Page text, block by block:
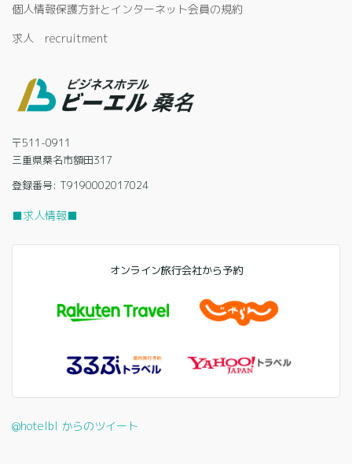
個人情報保護方針とインターネット会員の規約
求人 recruitment
〒511-0911
三重県桑名市額田317
登録番号: T9190002017024
■求人情報■
オンライン旅行会社から予約
@hotelbl からのツイート